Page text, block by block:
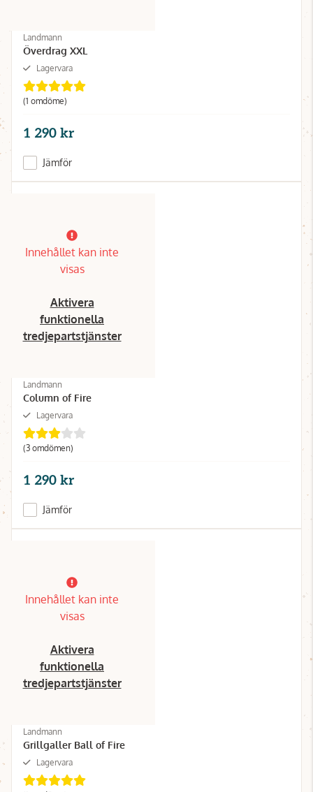
Landmann
Överdrag XXL
Lagervara
(1 omdöme)
1 290 kr
Jämför
Innehållet kan inte
visas
Aktivera
funktionella
tredjepartstjänster
Landmann
Column of Fire
Lagervara
(3 omdömen)
1 290 kr
Jämför
Innehållet kan inte
visas
Aktivera
funktionella
tredjepartstjänster
Landmann
Grillgaller Ball of Fire
Lagervara